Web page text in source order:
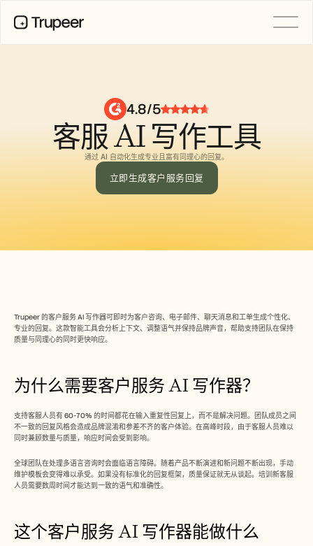
4.8/5
客服 AI 写作工具
通过 AI 自动化生成专业且富有同理心的回复。
立即生成客户服务回复
Trupeer 的客户服务 AI 写作器可即时为客户咨询、电子邮件、聊天消息和工单生成个性化、
专业的回复。这款智能工具会分析上下文、调整语气并保持品牌声音，帮助支持团队在保持
质量与同理心的同时更快响应。​
为什么需要客户服务 AI 写作器？
支持客服人员有 60-70% 的时间都花在输入重复性回复上，而不是解决问题。团队成员之间
不一致的回复风格会造成品牌混淆和参差不齐的客户体验。在高峰时段，由于客服人员难以
同时兼顾数量与质量，响应时间会受到影响。​​
全球团队在处理多语言咨询时会面临语言障碍。随着产品不断演进和新问题不断出现，手动
维护模板会变得难以承受。如果没有标准化的回复框架，质量保证就无从谈起。培训新客服
人员需要数周时间才能达到一致的语气和准确性。​​
这个客户服务 AI 写作器能做什么
AI 虚拟形象
AI 变革先锋
Free Tools
常见问题
Announcement
变更管理
销售赋能
售前
产品营销
客户成功
See more